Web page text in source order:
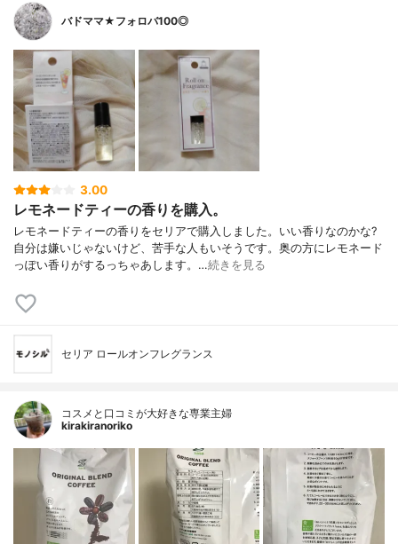
バドママ★フォロバ100◎
3.00
レモネードティーの香りを購入。
レモネードティーの香りをセリアで購入しました。いい香りなのかな?
自分は嫌いじゃないけど、苦手な人もいそうです。奥の方にレモネード
っぽい香りがするっちゃあします。…続きを見る
セリア ロールオンフレグランス
コスメと口コミが大好きな専業主婦
kirakiranoriko